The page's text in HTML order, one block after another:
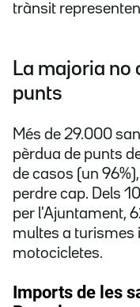
trànsit
La majoria no
punts
Més de 29.000
pèrdua de punts
de casos (un
perdre cap. Dels
per l'Ajuntament,
multes a turismes
motocicletes.